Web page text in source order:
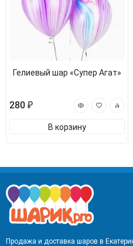
Гелиевый шар «Супер Агат»
280 ₽
В корзину
Продажа и доставка шаров в